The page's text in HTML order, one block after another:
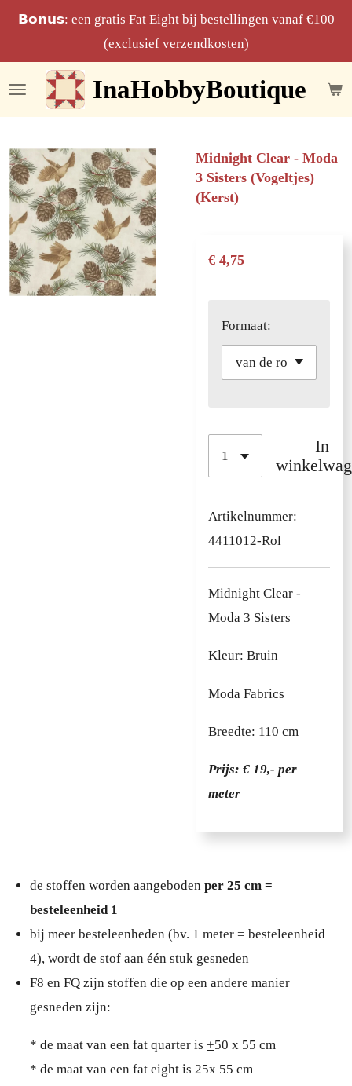
Ga
de
hoofdinhoud
InaHobbyBoutique
𝗕𝗼𝗻𝘂𝘀: een gratis Fat Eight bij bestellingen vanaf €100
(exclusief verzendkosten)
Midnight Clear - Moda
3 Sisters (Vogeltjes)
(Kerst)
€ 4,75
Formaat:
In
Artikelnummer:
4411012-Rol
Midnight Clear -
Moda 3 Sisters
Kleur: Bruin
Moda Fabrics
Breedte: 110 cm
Prijs: € 19,- per
meter
de stoffen worden aangeboden per 25 cm =
besteleenheid 1
bij meer besteleenheden (bv. 1 meter = besteleenheid
4), wordt de stof aan één stuk gesneden
F8 en FQ zijn stoffen die op een andere manier
gesneden zijn:
* de maat van een fat quarter is +50 x 55 cm
* de maat van een fat eight is 25x 55 cm